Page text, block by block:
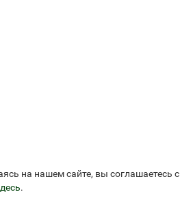
на нашем сайте, вы
.